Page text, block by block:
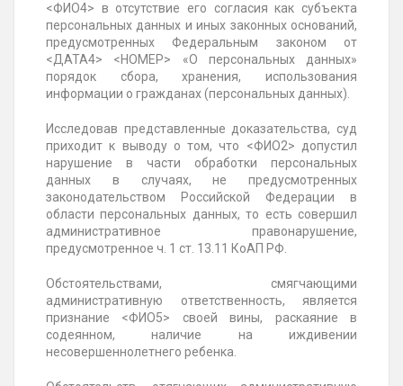
<ФИО4> в отсутствие его согласия как субъекта
персональных данных и иных законных оснований,
предусмотренных Федеральным законом от
<ДАТА4> <НОМЕР> «О персональных данных»
порядок сбора, хранения, использования
информации о гражданах (персональных данных).
Исследовав представленные доказательства, суд
приходит к выводу о том, что <ФИО2> допустил
нарушение в части обработки персональных
данных в случаях, не предусмотренных
законодательством Российской Федерации в
области персональных данных, то есть совершил
административное правонарушение,
предусмотренное ч. 1 ст. 13.11 КоАП РФ.
Обстоятельствами, смягчающими
административную ответственность, является
признание <ФИО5> своей вины, раскаяние в
содеянном, наличие на иждивении
несовершеннолетнего ребенка.